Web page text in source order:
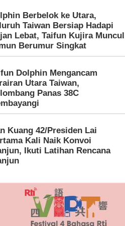
Berbelok ke Utara,
Taiwan Bersiap Hadapi
Lebat, Taifun Kujira Muncul
Berumur Singkat
Dolphin Mengancam
Utara Taiwan,
Panas 38C
Kuang 42/Presiden Lai
Kali Naik Konvoi
Ikuti Latihan Rencana